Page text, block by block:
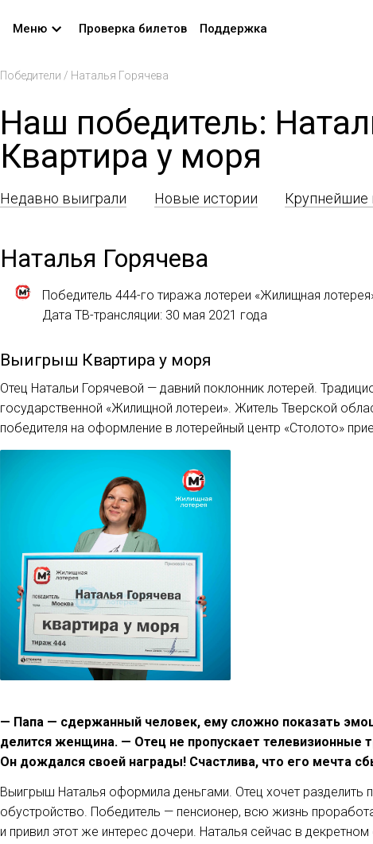
Меню Проверка билетов Поддержка
Победители / Наталья Горячева
Наш победитель:
Квартира у моря
Недавно выиграли Новые истории Крупнейшие
Наталья Горячева
Победитель 444-го тиража лотереи «Жилищная
Дата ТВ-трансляции: 30 мая 2021 года
Выигрыш Квартира у моря
Отец Натальи Горячевой — давний поклонник лотерей.
государственной «Жилищной лотереи». Житель Тверской
победителя на оформление в лотерейный центр «Столото»
— Папа — сдержанный человек, ему сложно показать
делится женщина. — Отец не пропускает телевизионные
Он дождался своей награды! Счастлива, что его мечта
Выигрыш Наталья оформила деньгами. Отец хочет
обустройство. Победитель — пенсионер, всю жизнь
и привил этот же интерес дочери. Наталья сейчас в